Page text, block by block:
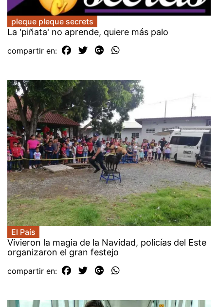
pleque pleque secrets
La 'piñata' no aprende, quiere más palo
compartir en:
El País
Vivieron la magia de la Navidad, policías del Este
organizaron el gran festejo
compartir en: